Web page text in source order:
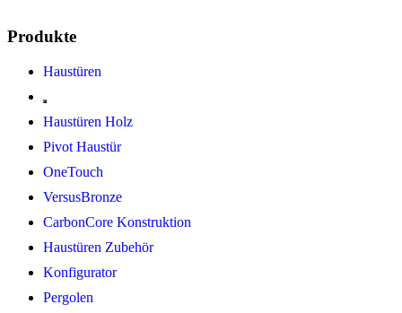
Produkte
Haustüren
Haustüren Holz
Pivot Haustür
OneTouch
VersusBronze
CarbonCore Konstruktion
Haustüren Zubehör
Konfigurator
Pergolen